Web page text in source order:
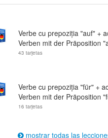
Verbe cu prepoziția "auf" +
Verben mit der Präposition
43 tarjetas
Verbe cu prepoziția "für" +
Verben mit der Präposition
16 tarjetas
mostrar todas las